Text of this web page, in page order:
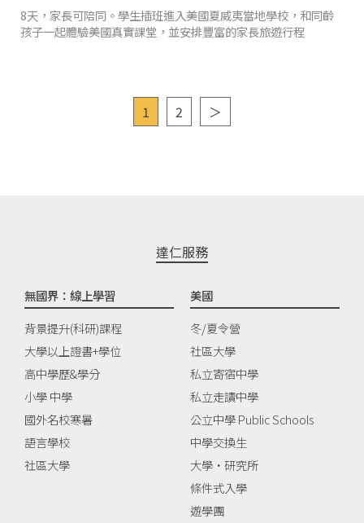
8天，家長可陪同。學生插班進入美國夏威夷當地學校，和同齡
孩子一起體驗美國真實課堂，並安排豐富的家長旅遊行程
1 2 ＞
達仁服務
無國界：線上學習
背景提升(科研)課程
大學以上證書+學位
高中學歷&學分
小學 中學
國外名校寒暑
語言學校
社區大學
美國
冬/夏令營
社區大學
私立寄宿中學
私立走讀中學
公立中學 Public Schools
中學交換生
大學‧研究所
條件式入學
遊學團